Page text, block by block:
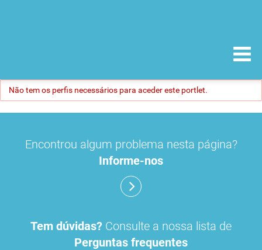
Não tem os perfis necessários para aceder este portlet.
Encontrou algum problema nesta página?
Informe-nos
Tem dúvidas? Consulte a nossa lista de
Perguntas frequentes